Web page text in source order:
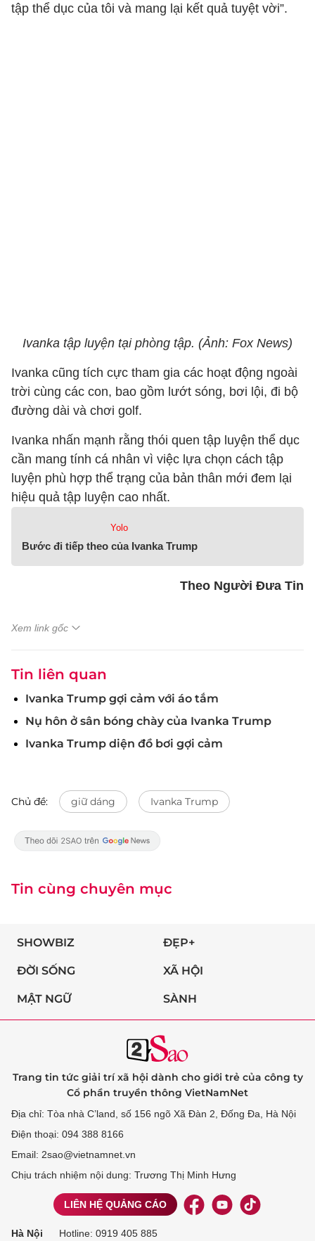
tập thể dục của tôi và mang lại kết quả tuyệt vời”.
Ivanka tập luyện tại phòng tập. (Ảnh: Fox News)
Ivanka cũng tích cực tham gia các hoạt động ngoài
trời cùng các con, bao gồm lướt sóng, bơi lội, đi bộ
đường dài và chơi golf.
Ivanka nhấn mạnh rằng thói quen tập luyện thể dục
cần mang tính cá nhân vì việc lựa chọn cách tập
luyện phù hợp thể trạng của bản thân mới đem lại
hiệu quả tập luyện cao nhất.
Yolo
Bước đi tiếp theo của Ivanka Trump
Theo Người Đưa Tin
Xem link gốc
Tin liên quan
Ivanka Trump gợi cảm với áo tắm
Nụ hôn ở sân bóng chày của Ivanka Trump
Ivanka Trump diện đồ bơi gợi cảm
Chủ đề: giữ dáng Ivanka Trump
Tin cùng chuyên mục
SHOWBIZ ĐẸP+
ĐỜI SỐNG XÃ HỘI
MẬT NGỮ SÀNH
Trang tin tức giải trí xã hội dành cho giới trẻ của công ty
Cổ phần truyền thông VietNamNet
Địa chỉ: Tòa nhà C’land, số 156 ngõ Xã Đàn 2, Đống Đa, Hà Nội
Điện thoại: 094 388 8166
Email: 2sao@vietnamnet.vn
Chịu trách nhiệm nội dung: Trương Thị Minh Hưng
LIÊN HỆ QUẢNG CÁO
Hà Nội Hotline: 0919 405 885